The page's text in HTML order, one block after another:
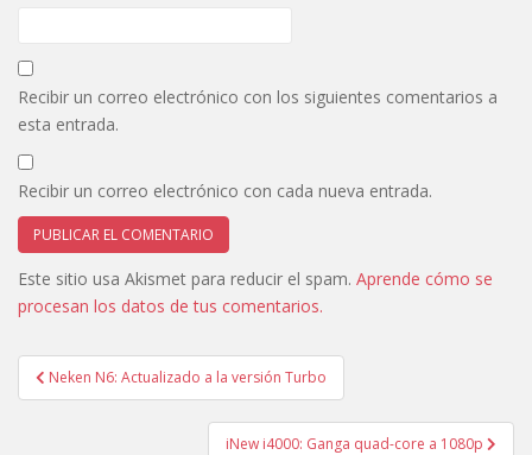
Recibir un correo electrónico con los siguientes comentarios a
esta entrada.
Recibir un correo electrónico con cada nueva entrada.
Este sitio usa Akismet para reducir el spam. Aprende cómo se
procesan los datos de tus comentarios.
Navegación
de
Neken N6: Actualizado a la versión Turbo
iNew i4000: Ganga quad-core a 1080p